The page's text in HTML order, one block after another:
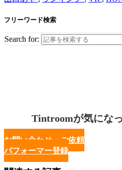
フリーワード検索
Search for:
Tintroomが気にな
お問い合わせ・ご依頼
パフォーマー登録